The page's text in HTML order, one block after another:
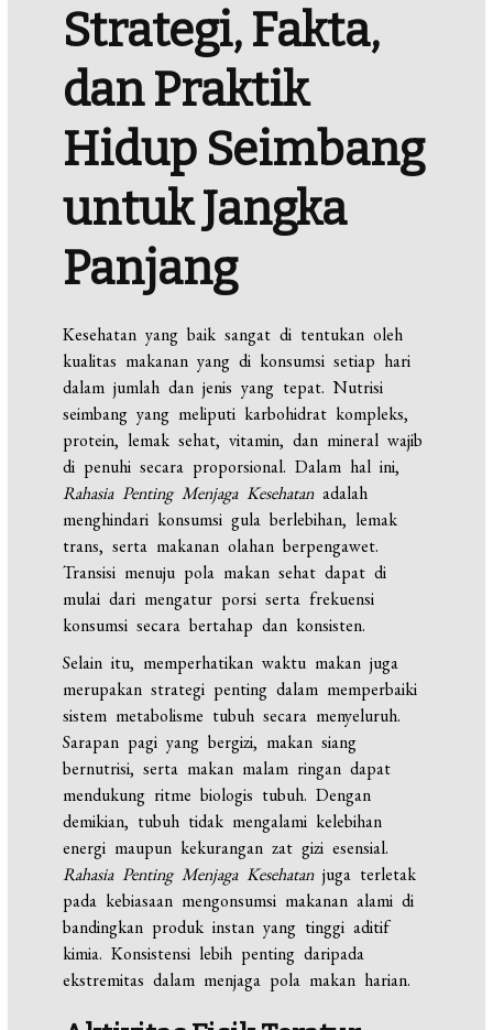
Strategi, Fakta,
dan Praktik
Hidup Seimbang
untuk Jangka
Panjang
Kesehatan yang baik sangat di tentukan oleh
kualitas makanan yang di konsumsi setiap hari
dalam jumlah dan jenis yang tepat. Nutrisi
seimbang yang meliputi karbohidrat kompleks,
protein, lemak sehat, vitamin, dan mineral wajib
di penuhi secara proporsional. Dalam hal ini,
Rahasia Penting Menjaga Kesehatanadalah
menghindari konsumsi gula berlebihan, lemak
trans, serta makanan olahan berpengawet.
Transisi menuju pola makan sehat dapat di
mulai dari mengatur porsi serta frekuensi
konsumsi secara bertahap dan konsisten.
Selain itu, memperhatikan waktu makan juga
merupakan strategi penting dalam memperbaiki
sistem metabolisme tubuh secara menyeluruh.
Sarapan pagi yang bergizi, makan siang
bernutrisi, serta makan malam ringan dapat
mendukung ritme biologis tubuh. Dengan
demikian, tubuh tidak mengalami kelebihan
energi maupun kekurangan zat gizi esensial.
Rahasia Penting Menjaga Kesehatanjuga terletak
pada kebiasaan mengonsumsi makanan alami di
bandingkan produk instan yang tinggi aditif
kimia. Konsistensi lebih penting daripada
ekstremitas dalam menjaga pola makan harian.